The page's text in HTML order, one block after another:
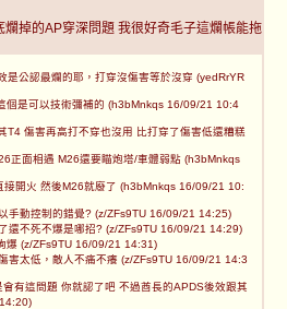
掉的AP穿深問題 我很好奇毛子這爛帳能拖
是公認最爛的耶，打穿沒傷害等於沒穿 (yedRrYR
個是可以技術彌補的 (h3bMnkqs 16/09/21 10:4
T4 傷害再高打不穿也沒用 比打穿了傷害低還糟糕
正面相遇 M26還要瞄炮塔/車體弱點 (h3bMnkqs
接開火 然後M26就廢了 (h3bMnkqs 16/09/21 10:
手動控制的錯覺? (z/ZFs9TU 16/09/21 14:25)
還不死不爆是哪招? (z/ZFs9TU 16/09/21 14:29)
爆 (z/ZFs9TU 16/09/21 14:31)
害太低，敵人不痛不癢 (z/ZFs9TU 16/09/21 14:3
有這問題 你就認了吧 不過酋長的APDS後效跟其